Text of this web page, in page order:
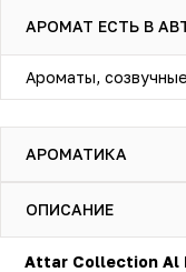
АРОМАТ ЕСТЬ В
Ароматы,
АРОМАТИКА
ОПИСАНИЕ
Attar Collection Al